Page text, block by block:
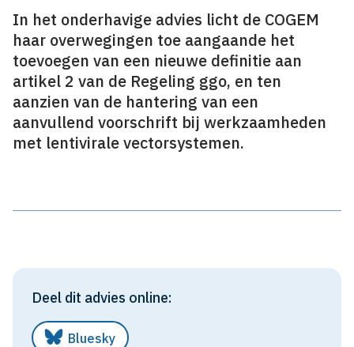
In het onderhavige advies licht de COGEM
haar overwegingen toe aangaande het
toevoegen van een nieuwe definitie aan
artikel 2 van de Regeling ggo, en ten
aanzien van de hantering van een
aanvullend voorschrift bij werkzaamheden
met lentivirale vectorsystemen.
Deel dit advies online:
Bluesky